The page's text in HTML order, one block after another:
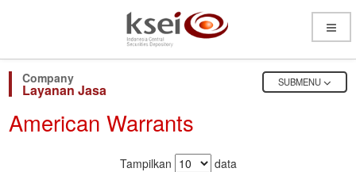
Open
Menu
Layanan Jasa
OPEN
SUBMENU
American Warrants
Tampilkan
data